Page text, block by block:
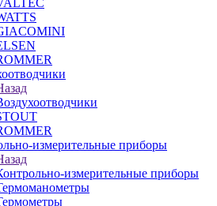
измерительные приборы
измерительные приборы